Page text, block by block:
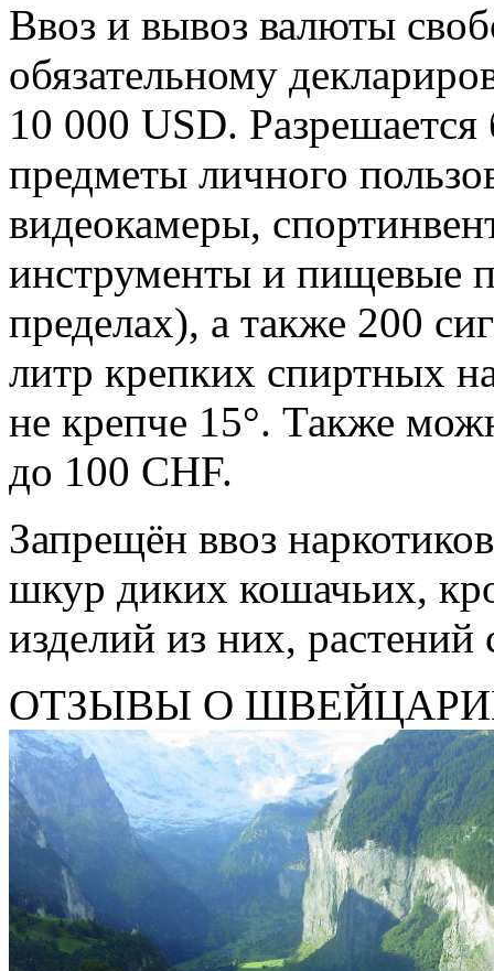
Ввоз и вывоз валюты
обязательному
10 000 USD.
предметы личного
видеокамеры,
инструменты и пищевые
пределах), а также 200
литр крепких спиртных
не крепче 15°. Также
до 100 CHF.
Запрещён ввоз
шкур диких кошачьих,
изделий из них, растений
ОТЗЫВЫ О